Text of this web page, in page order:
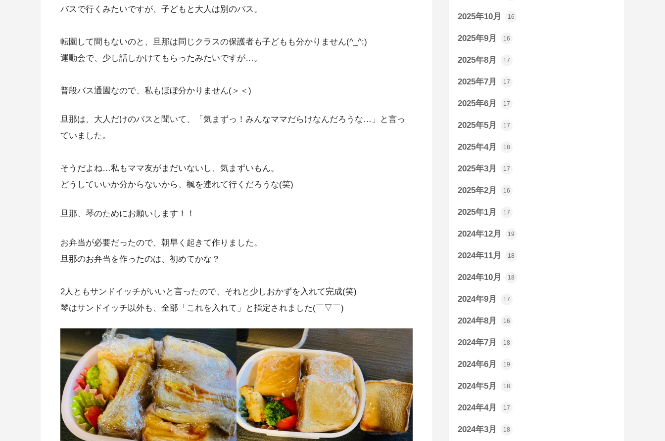
バスで行くみたいですが、子どもと大人は別のバス。
転園して間もないのと、旦那は同じクラスの保護者も子どもも分かりません(^_^;)
運動会で、少し話しかけてもらったみたいですが…。
普段バス通園なので、私もほぼ分かりません(＞＜)
旦那は、大人だけのバスと聞いて、「気まずっ！みんなママだらけなんだろうな…」と言っ
ていました。
そうだよね…私もママ友がまだいないし、気まずいもん。
どうしていいか分からないから、楓を連れて行くだろうな(笑)
旦那、琴のためにお願いします！！
お弁当が必要だったので、朝早く起きて作りました。
旦那のお弁当を作ったのは、初めてかな？
2人ともサンドイッチがいいと言ったので、それと少しおかずを入れて完成(笑)
琴はサンドイッチ以外も、全部「これを入れて」と指定されました(￣▽￣)
2025年10月 16
2025年9月 16
2025年8月 17
2025年7月 17
2025年6月 17
2025年5月 17
2025年4月 18
2025年3月 17
2025年2月 16
2025年1月 17
2024年12月 19
2024年11月 18
2024年10月 18
2024年9月 17
2024年8月 16
2024年7月 18
2024年6月 19
2024年5月 18
2024年4月 17
2024年3月 18